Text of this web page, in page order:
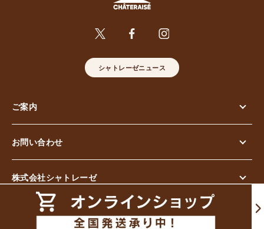
シャトレーゼニュース
ご案内
お問い合わせ
株式会社シャトレーゼ
© Chateraise Co.,Ltd. All Rights Reserved.